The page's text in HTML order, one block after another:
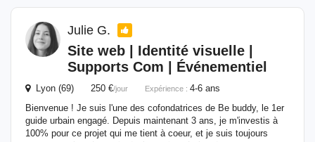
Julie G.
Site web | Identité visuelle |
Supports Com | Événementiel
Lyon (69) 250 €/jour Expérience : 4-6 ans
Bienvenue ! Je suis l'une des cofondatrices de Be buddy, le 1er
guide urbain engagé. Depuis maintenant 3 ans, je m'investis à
100% pour ce projet qui me tient à coeur, et je suis toujours